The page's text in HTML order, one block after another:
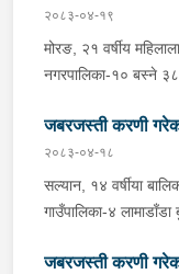
सम्बन्धमा प्रहरीले
खटिएको प्रहरीले
आवश्यक अनुसन्धान
२०८३-०४-१९
मोरङ, २१ वर्षीय
नगरपालिका-१० बस्ने ३८
आधारमा इलाका प्रहरी
पक्राउ गरेको हो । साथै
नियन्त्रणमा लिएको छ
गरिरहेको छ ।
जबरजस्ती करणी
२०८३-०४-१८
सल्यान, १४ वर्षीया
गाउँपालिका-४
गरेको भन्ने उजुरीको
जबरजस्ती करणी